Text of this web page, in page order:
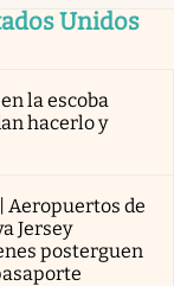
Unidos
la escoba
hacerlo y
Aeropuertos de
Jersey
posterguen